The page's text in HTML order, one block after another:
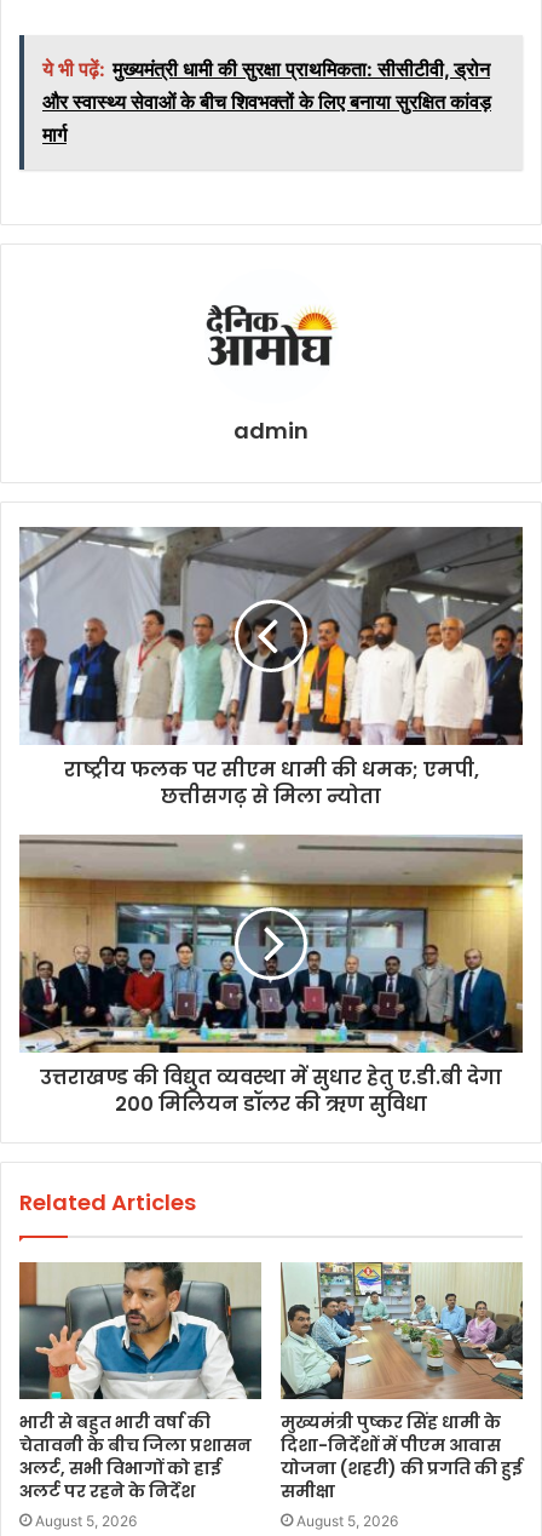
ये भी पढ़ें: मुख्यमंत्री धामी की सुरक्षा प्राथमिकता: सीसीटीवी, ड्रोन
और स्वास्थ्य सेवाओं के बीच शिवभक्तों के लिए बनाया सुरक्षित कांवड़
मार्ग
admin
राष्ट्रीय फलक पर सीएम धामी की धमक; एमपी,
छत्तीसगढ़ से मिला न्योता
उत्तराखण्ड की विद्युत व्यवस्था में सुधार हेतु ए.डी.बी देगा
200 मिलियन डॉलर की ऋण सुविधा
Related Articles
भारी से बहुत भारी वर्षा की
चेतावनी के बीच जिला प्रशासन
अलर्ट, सभी विभागों को हाई
अलर्ट पर रहने के निर्देश
August 5, 2026
मुख्यमंत्री पुष्कर सिंह धामी के
दिशा-निर्देशों में पीएम आवास
योजना (शहरी) की प्रगति की हुई
समीक्षा
August 5, 2026